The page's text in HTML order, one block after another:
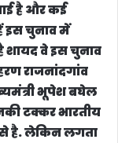
है और कई
इस चुनाव में
शायद वे इस चुनाव
राजनांदगांव
भूपेश बघेल
टक्कर भारतीय
से है. लेकिन लगता